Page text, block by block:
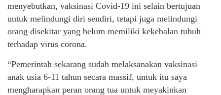
menyebutkan, vaksinasi Covid-19 ini selain bertujuan
untuk melindungi diri sendiri, tetapi juga melindungi
orang disekitar yang belum memiliki kekebalan tubuh
terhadap virus corona.
“Pemerintah sekarang sudah melaksanakan vaksinasi
anak usia 6-11 tahun secara massif, untuk itu saya
mengharapkan peran orang tua untuk meyakinkan